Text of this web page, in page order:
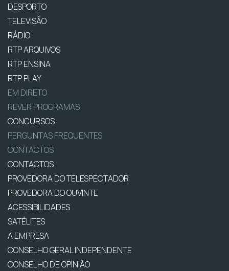
DESPORTO
TELEVISÃO
RÁDIO
RTP ARQUIVOS
RTP ENSINA
RTP PLAY
EM DIRETO
REVER PROGRAMAS
CONCURSOS
PERGUNTAS FREQUENTES
CONTACTOS
CONTACTOS
PROVEDORA DO TELESPECTADOR
PROVEDORA DO OUVINTE
ACESSIBILIDADES
SATÉLITES
A EMPRESA
CONSELHO GERAL INDEPENDENTE
CONSELHO DE OPINIÃO